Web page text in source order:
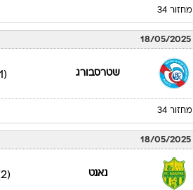
מחזור 34
18/05/2025
שטרסבורג (1)
מחזור 34
18/05/2025
נאנט (2)